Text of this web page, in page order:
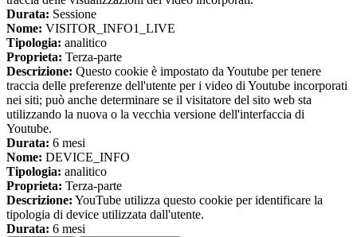
Durata: Sessione
Nome: VISITOR_INFO1_LIVE
Tipologia: analitico
Proprieta: Terza-parte
Descrizione: Questo cookie è impostato da Youtube per tenere
traccia delle preferenze dell'utente per i video di Youtube incorporati
nei siti; può anche determinare se il visitatore del sito web sta
utilizzando la nuova o la vecchia versione dell'interfaccia di
Youtube.
Durata: 6 mesi
Nome: DEVICE_INFO
Tipologia: analitico
Proprieta: Terza-parte
Descrizione: YouTube utilizza questo cookie per identificare la
tipologia di device utilizzata dall'utente.
Durata: 6 mesi